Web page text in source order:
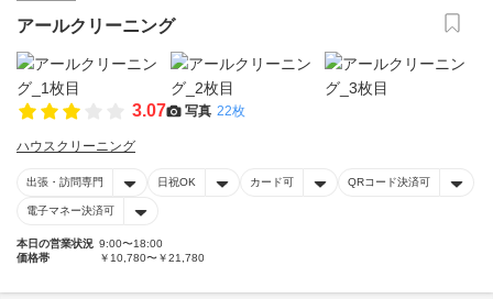
アールクリーニング
3.07 写真 22枚
ハウスクリーニング
出張・訪問専門 日祝OK カード可 QRコード決済可
電子マネー決済可
本日の営業状況 9:00〜18:00
価格帯
￥10,780〜￥21,780